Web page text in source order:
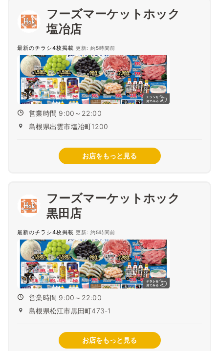
フーズマーケットホック
塩冶店
最新のチラシ4枚掲載 更新: 約5時間前
営業時間 9:00～22:00
島根県出雲市塩冶町1200
お店をもっと見る
フーズマーケットホック
黒田店
最新のチラシ4枚掲載 更新: 約5時間前
営業時間 9:00～22:00
島根県松江市黒田町473-1
お店をもっと見る